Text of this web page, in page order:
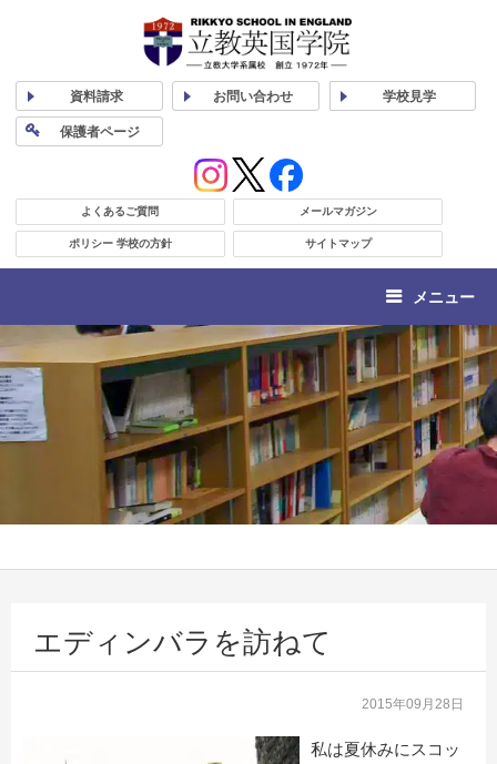
資料請求 お問い合わせ 学校見学
保護者ページ
よくあるご質問 メールマガジン
ポリシー 学校の方針 サイトマップ
メニュー
エディンバラを訪ねて
2015年09月28日
私は夏休みにスコッ